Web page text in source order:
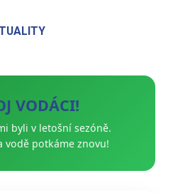
VODÁCI!
byli v letošní sezóně.
vodě potkáme znovu!